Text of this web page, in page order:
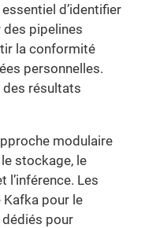
d’identifier
des pipelines
la conformité
personnelles.
des résultats
modulaire
stockage, le
Les
pour le
pour